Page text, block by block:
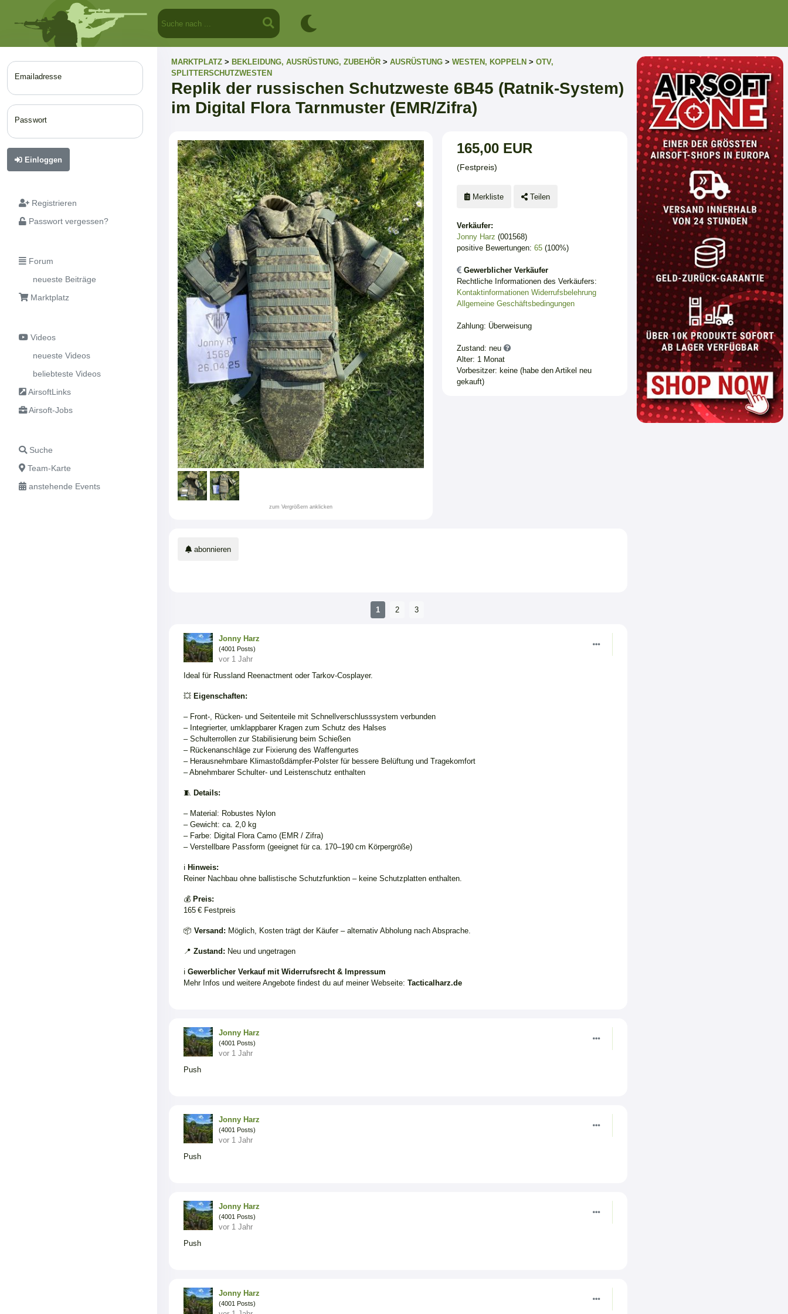
Emailadresse
Passwort
Einloggen
Registrieren
Passwort vergessen?
Forum
neueste Beiträge
Marktplatz
Videos
neueste Videos
beliebteste Videos
AirsoftLinks
Airsoft-Jobs
Suche
Team-Karte
anstehende Events
MARKTPLATZ > BEKLEIDUNG, AUSRÜSTUNG, ZUBEHÖR > AUSRÜSTUNG > WESTEN, KOPPELN > OTV,
SPLITTERSCHUTZWESTEN
Replik der russischen Schutzweste 6B45 (Ratnik-System)
im Digital Flora Tarnmuster (EMR/Zifra)
zum Vergrößern anklicken
165,00 EUR
(Festpreis)
Merkliste Teilen
Verkäufer:
Jonny Harz (001568)
positive Bewertungen: 65(100%)
Gewerblicher Verkäufer
Rechtliche Informationen des Verkäufers:
Kontaktinformationen Widerrufsbelehrung
Allgemeine Geschäftsbedingungen
Zahlung: Überweisung
Zustand: neu
Alter: 1 Monat
Vorbesitzer: keine (habe den Artikel neu
gekauft)
abonnieren
1 2 3
Jonny Harz
(4001 Posts)
vor 1 Jahr
Ideal für Russland Reenactment oder Tarkov-Cosplayer.
💥 Eigenschaften:
– Front-, Rücken- und Seitenteile mit Schnellverschlusssystem verbunden
– Integrierter, umklappbarer Kragen zum Schutz des Halses
– Schulterrollen zur Stabilisierung beim Schießen
– Rückenanschläge zur Fixierung des Waffengurtes
– Herausnehmbare Klimastoßdämpfer-Polster für bessere Belüftung und Tragekomfort
– Abnehmbarer Schulter- und Leistenschutz enthalten
🧵 Details:
– Material: Robustes Nylon
– Gewicht: ca. 2,0 kg
– Farbe: Digital Flora Camo (EMR / Zifra)
– Verstellbare Passform (geeignet für ca. 170–190 cm Körpergröße)
ℹ️ Hinweis:
Reiner Nachbau ohne ballistische Schutzfunktion – keine Schutzplatten enthalten.
💰 Preis:
165 € Festpreis
📦 Versand: Möglich, Kosten trägt der Käufer – alternativ Abholung nach Absprache.
📍 Zustand: Neu und ungetragen
ℹ️ Gewerblicher Verkauf mit Widerrufsrecht & Impressum
Mehr Infos und weitere Angebote findest du auf meiner Webseite: Tacticalharz.de
Jonny Harz
(4001 Posts)
vor 1 Jahr
Push
Jonny Harz
(4001 Posts)
vor 1 Jahr
Push
Jonny Harz
(4001 Posts)
vor 1 Jahr
Push
Jonny Harz
(4001 Posts)